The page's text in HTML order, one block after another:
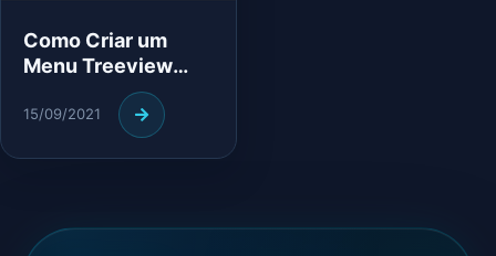
Como Criar um
Menu Treeview
Dinâmico com PHP
15/09/2021